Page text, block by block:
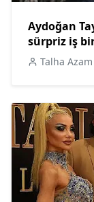
Aydoğan
sürpriz iş
Talha Azam